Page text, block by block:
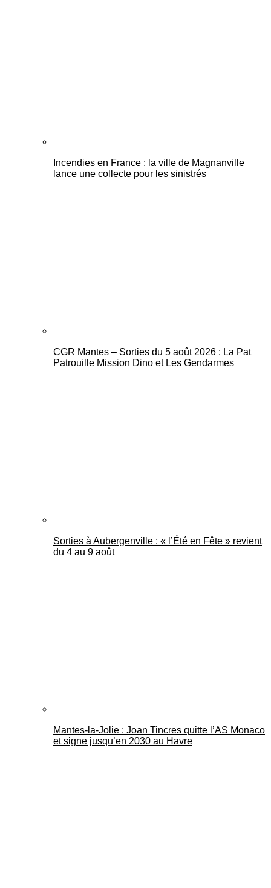
Mantes Actu
Incendies en France : la ville de Magnanville
lance une collecte pour les sinistrés
CGR Mantes – Sorties du 5 août 2026 : La Pat
Patrouille Mission Dino et Les Gendarmes
Sorties à Aubergenville : « l’Été en Fête » revient
du 4 au 9 août
Mantes-la-Jolie : Joan Tincres quitte l’AS Monaco
et signe jusqu’en 2030 au Havre